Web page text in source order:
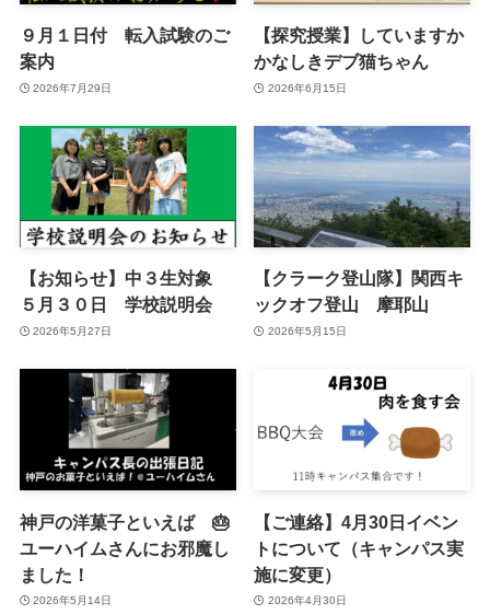
９月１日付 転入試験のご
案内
2026年7月29日
【探究授業】していますか
かなしきデブ猫ちゃん
2026年6月15日
【お知らせ】中３生対象
５月３０日 学校説明会
2026年5月27日
【クラーク登山隊】関西キ
ックオフ登山 摩耶山
2026年5月15日
神戸の洋菓子といえば 🎂
ユーハイムさんにお邪魔し
ました！
2026年5月14日
【ご連絡】4月30日イベン
トについて（キャンパス実
施に変更）
2026年4月30日